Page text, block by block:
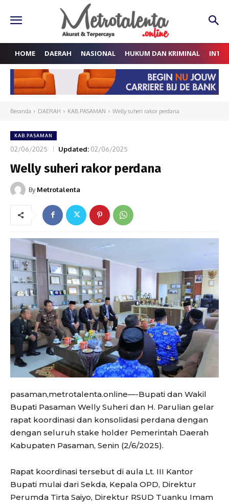
HOME DAERAH NASIONAL HUKUM DAN KRIMINAL
Beranda DAERAH KAB.PASAMAN Welly suheri rakor perdana
KAB.PASAMAN
02/06/2025 Updated: 02/06/2025
Welly suheri rakor perdana
By Metrotalenta
pasaman,metrotalenta.online—-Bupati dan Wakil
Bupati Pasaman Welly Suheri dan H. Parulian gelar
rapat koordinasi dan konsolidasi perdana dengan
dengan seluruh stake holder Pemerintah Daerah
Kabupaten Pasaman, Senin (2/6/2025).
Rapat koordinasi tersebut di aula Lt. III Kantor
Bupati mulai dari Sekda, Kepala OPD, Direktur
Perumda Tirta Saiyo, Direktur RSUD Tuanku Imam